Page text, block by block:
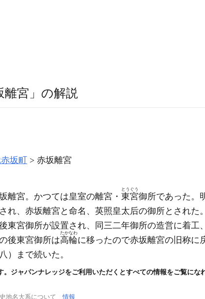
離宮」の解説
坂町
赤坂離宮
離宮。かつては皇室の離宮・ 東宮
とうぐう
御所であった。
れ、赤坂離宮と命名、英照皇太后の御所とされた
東宮御所が設置され、同三二年御所の造営に着工
後東宮御所は高輪
たかなわ
に移ったので赤坂離宮の旧称に
） まで続いた。
ジャパンナレッジをご利用いただくとすべての情報をご覧にな
史地名大系について情報